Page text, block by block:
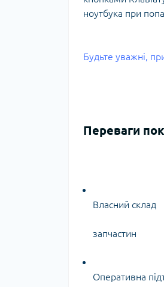
ноутбука при
Будьте уважні,
Переваги
Власний склад
запчастин
Оперативна